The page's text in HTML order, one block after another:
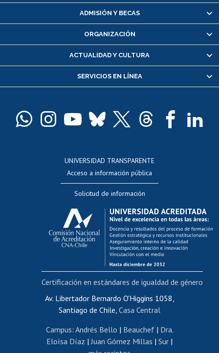
Matrícula en línea
Inscripción y cambio de asignaturas
Consulta y certificado de notas
Servicio médico y dental
Pago de arancel y crédito alumnos
Docentes
Evaluación docente
Calificación académica
Postulación al AUCAI
Funcionarias/os
Cursos internos de capacitación
Bienestar del personal
Portal de movilidad interna
Certificado de renta
Certificado de renta honorarios
Editar páginas blancas
ADMISIÓN Y BECAS
ORGANIZACIÓN
ACTUALIDAD Y CULTURA
SERVICIOS EN LÍNEA
UNIVERSIDAD TRANSPARENTE
Acceso a información pública
Solicitud de información
Av. Libertador Bernardo O'Higgins 1058,
Santiago de Chile, Casa Central
Campus: Andrés Bello | Beauchef| Dra.
Eloísa Díaz |Juan Gómez Millas | Sur |
Certificación en estándares de igualdad de género